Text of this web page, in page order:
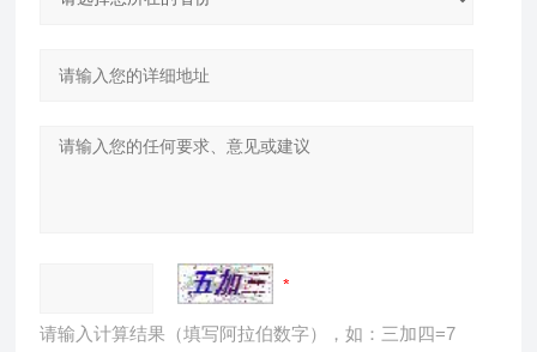
请输入计算结果（填写阿拉伯数字），如：三加四=7